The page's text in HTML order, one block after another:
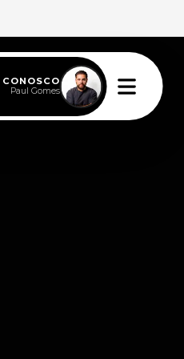
Paul Gomes